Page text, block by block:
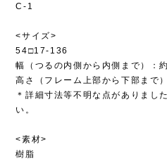
C-1
<サイズ>
54□17-136
幅（つるの内側から内側まで）：
高さ（フレーム上部から下部まで
＊詳細寸法等不明な点がありまし
い。
<素材>
樹脂